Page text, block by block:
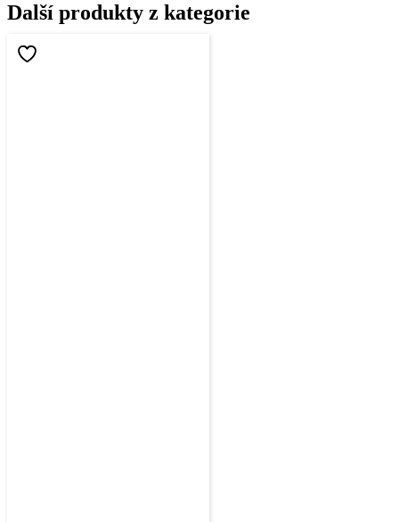
Další produkty z kategorie